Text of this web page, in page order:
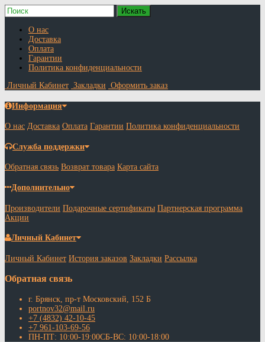
О нас
Доставка
Оплата
Гарантии
Политика конфиденциальности
Личный Кабинет Закладки Оформить заказ
Информация
О нас Доставка Оплата Гарантии Политика конфиденциальности
Служба поддержки
Обратная связь Возврат товара Карта сайта
Дополнительно
Производители Подарочные сертификаты Партнерская программа
Акции
Личный Кабинет
Личный Кабинет История заказов Закладки Рассылка
Обратная связь
г. Брянск, пр-т Московский, 152 Б
portnov32@mail.ru
+7 (4832) 42-10-45
+7 961-103-69-56
ПН-ПТ: 10:00-19:00СБ-ВС: 10:00-18:00